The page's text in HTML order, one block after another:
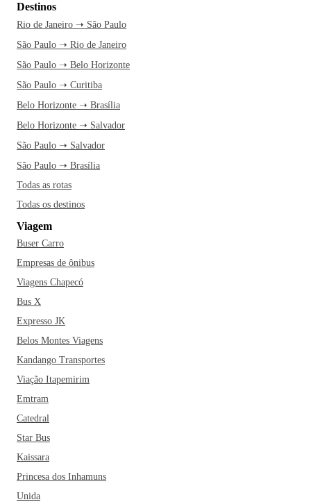
Destinos
Rio de Janeiro ➝ São Paulo
São Paulo ➝ Rio de Janeiro
São Paulo ➝ Belo Horizonte
São Paulo ➝ Curitiba
Belo Horizonte ➝ Brasília
Belo Horizonte ➝ Salvador
São Paulo ➝ Salvador
São Paulo ➝ Brasília
Todas as rotas
Todas os destinos
Viagem
Buser Carro
Empresas de ônibus
Viagens Chapecó
Bus X
Expresso JK
Belos Montes Viagens
Kandango Transportes
Viação Itapemirim
Emtram
Catedral
Star Bus
Kaissara
Princesa dos Inhamuns
Unida